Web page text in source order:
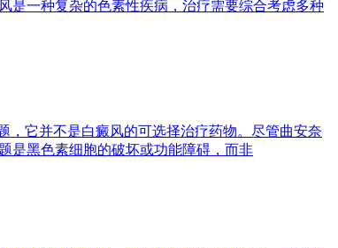
是一种复杂的色素性疾病，治疗需要综合考虑多种
，它并不是白癜风的可选择治疗药物。尽管曲安奈
是黑色素细胞的破坏或功能障碍，而非